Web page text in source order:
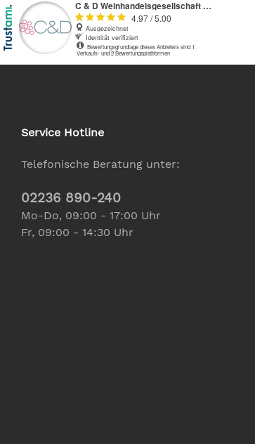
Service Hotline
Telefonische Beratung unter:
02236 890-240
Mo-Do, 09:00 - 17:00 Uhr
Fr, 09:00 - 14:30 Uhr